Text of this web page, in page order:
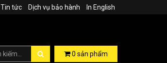
Tin tức Dịch vụ bảo hành In English
0 sản phẩm